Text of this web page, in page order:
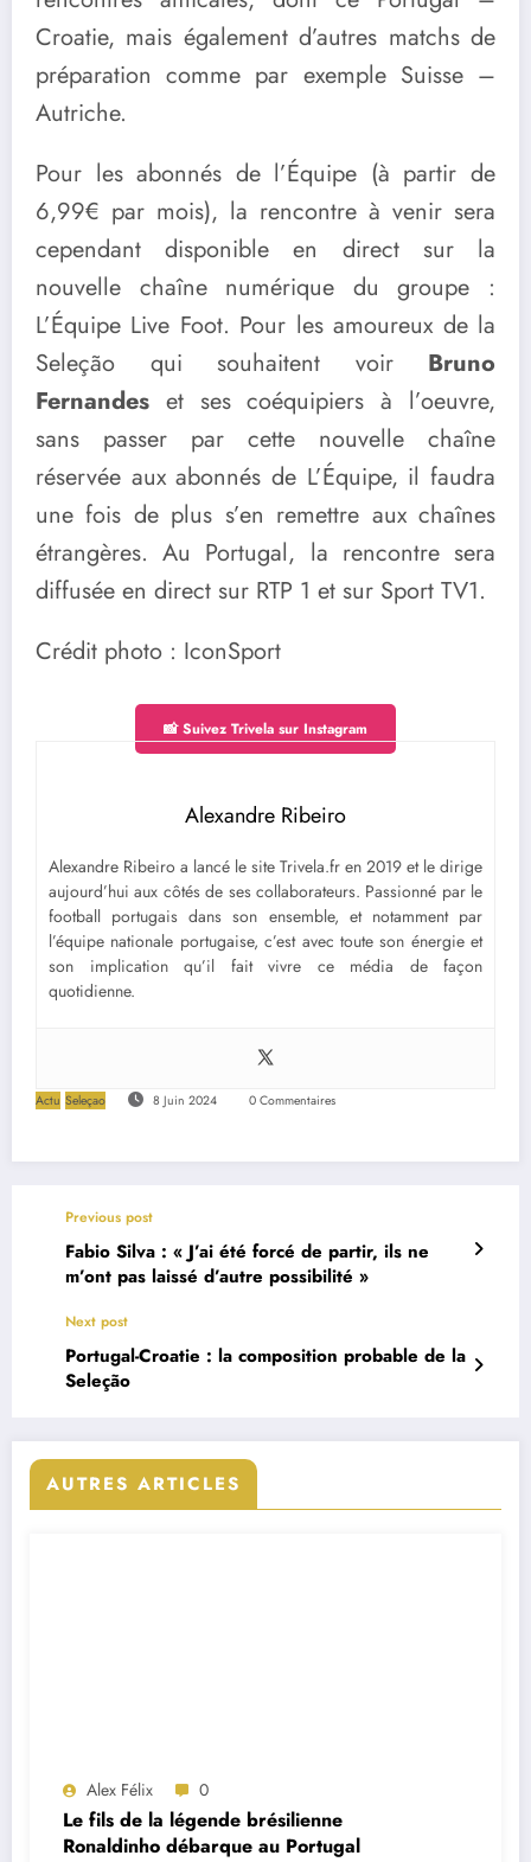
Croatie, mais également d’autres matchs de
préparation comme par exemple Suisse –
Autriche.
Pour les abonnés de l’Équipe (à partir de
6,99€ par mois), la rencontre à venir sera
cependant disponible en direct sur la
nouvelle chaîne numérique du groupe :
L’Équipe Live Foot. Pour les amoureux de la
Seleção qui souhaitent voir Bruno
Fernandes et ses coéquipiers à l’oeuvre,
sans passer par cette nouvelle chaîne
réservée aux abonnés de L’Équipe, il faudra
une fois de plus s’en remettre aux chaînes
étrangères. Au Portugal, la rencontre sera
diffusée en direct sur RTP 1 et sur Sport TV1.
Crédit photo : IconSport
📸 Suivez Trivela sur Instagram
Alexandre Ribeiro
Alexandre Ribeiro a lancé le site Trivela.fr en 2019 et le dirige
aujourd’hui aux côtés de ses collaborateurs. Passionné par le
football portugais dans son ensemble, et notamment par
l’équipe nationale portugaise, c’est avec toute son énergie et
son implication qu’il fait vivre ce média de façon
quotidienne.
Actu Seleçao 8 Juin 2024 0 Commentaires
Previous post
Fabio Silva : « J’ai été forcé de partir, ils ne
m’ont pas laissé d’autre possibilité »
Next post
Portugal-Croatie : la composition probable de la
Seleção
AUTRES ARTICLES
Alex Félix 0
Le fils de la légende brésilienne
Ronaldinho débarque au Portugal